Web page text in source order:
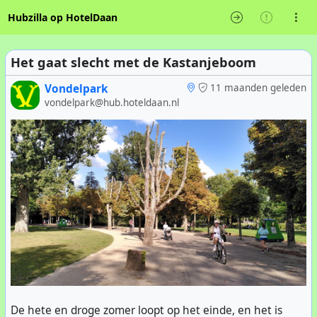
Hubzilla op HotelDaan
Het gaat slecht met de Kastanjeboom
11 maanden geleden
Vondelpark
vondelpark@hub.hoteldaan.nl
De hete en droge zomer loopt op het einde, en het is